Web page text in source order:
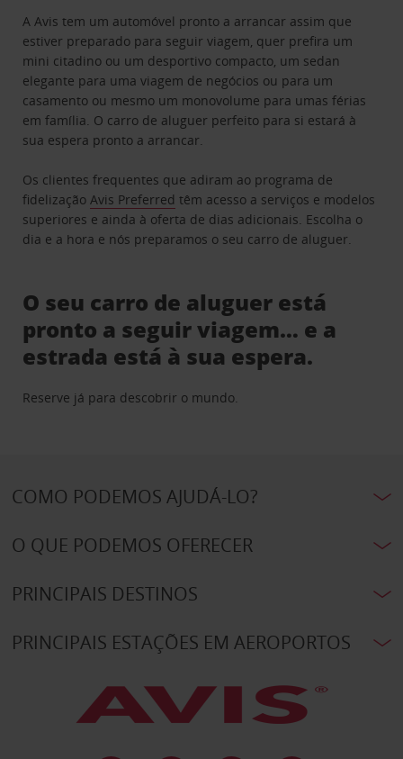
A Avis tem um automóvel pronto a arrancar assim que
estiver preparado para seguir viagem, quer prefira um
mini citadino ou um desportivo compacto, um sedan
elegante para uma viagem de negócios ou para um
casamento ou mesmo um monovolume para umas férias
em família. O carro de aluguer perfeito para si estará à
sua espera pronto a arrancar.
Os clientes frequentes que adiram ao programa de
fidelizaçãoAvis Preferred têm acesso a serviços e modelos
superiores e ainda à oferta de dias adicionais. Escolha o
dia e a hora e nós preparamos o seu carro de aluguer.
O seu carro de aluguer está
pronto a seguir viagem… e a
estrada está à sua espera.
Reserve já para descobrir o mundo.
COMO PODEMOS AJUDÁ-LO?
O QUE PODEMOS OFERECER
PRINCIPAIS DESTINOS
PRINCIPAIS ESTAÇÕES EM AEROPORTOS